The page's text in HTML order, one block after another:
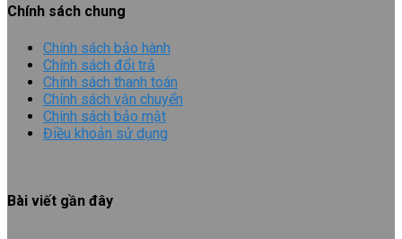
Chính sách chung
Chính sách bảo hành
Chính sách đổi trả
Chính sách thanh toán
Chính sách vận chuyển
Chính sách bảo mật
Điều khoản sử dụng
Bài viết gần đây